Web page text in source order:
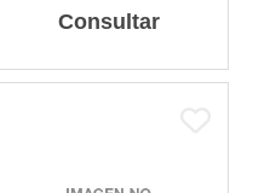
Consultar